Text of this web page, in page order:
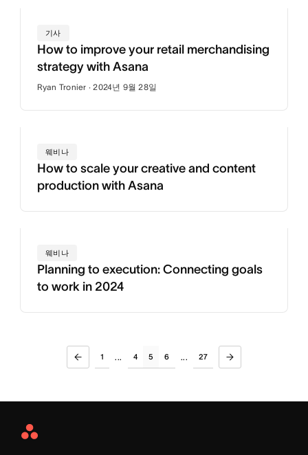
기사
How to improve your retail merchandising
strategy with Asana
Ryan Tronier · 2024년 9월 28일
웨비나
How to scale your creative and content
production with Asana
웨비나
Planning to execution: Connecting goals
to work in 2024
1 ... 4 5 6 ... 27
Asana